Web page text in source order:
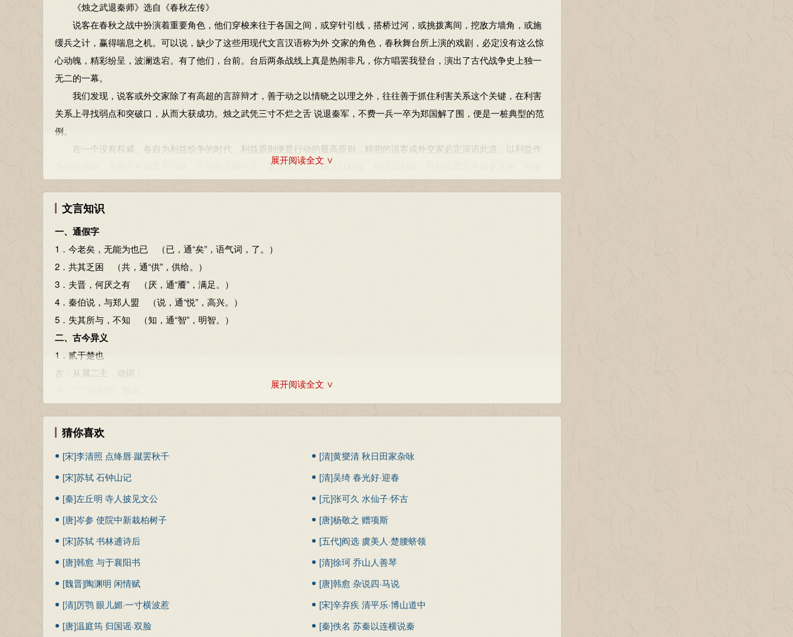
既：已经。
敢以烦执事：冒昧地拿（亡郑这件事）麻烦您手下的人。这是客气的说法。敢，冒昧的。执事，执行事务的人，对对方的敬
称。
越国以鄙（bǐ）远：（然而）越过别国而把远地（郑国）当做边邑。越，越过。鄙，边邑。
焉用亡郑以陪邻：为什么要灭掉郑国而给邻国增加土地呢？焉：何。用：介词，表原因。陪：增加。邻：邻国，指晋国。
邻之厚，君之薄也：邻国的势力雄厚了，您秦国的势力也就相对削弱了。之：主谓之间取消句子独立性。厚，雄厚。
若舍郑以为东道主：如果您放弃围攻郑国而把它作为东方道路上（招待过客）的主人。舍：放弃（围郑）。
行李：古今异义，出使的人。
共（gōng）其乏困：供给他们缺乏的东西。共，通“供”，供给。其：代指使者。
许君焦、瑕：（晋惠公）许诺给您焦、瑕两城。
朝济而夕设版焉：指晋惠公早上渡过黄河回国，晚上就修筑防御工事。济，渡河。设版，修筑防御工事。版，筑土墙用的夹
板。朝，在早晨。
厌：通“餍”，满足。
东封郑：在东边让郑国成为晋国的边境。封，疆界。这里作用动词。
肆其西封：扩展它西边的疆界。指晋国灭郑以后，必将图谋秦国。肆，延伸，扩张。封：疆界。
阙（quē）：侵损，削减。盟：结盟。戍：守卫。还：撤军回国。[注：在古汉语词典中明确标注为“缺”音，仁者见仁智者见智。
说：“说”同“悦”，喜欢，高兴。
微夫人之力不及此：假如没有那个人的力量，我是不会到这个地步的。微：没有。夫人：远指代词，那人，指秦穆公。
因人之力而敝之，不仁：依靠别人的力量，又返回来损害他，这是不仁道的。因：依靠。敝，损害。
失其所与，不知：失掉自己的同盟者，这是不明智的。与，结交，亲附。知：通“智”。
以乱易整，不武：用混乱相攻取代联合一致，是不符合武德的。易，代替。武，指使用武力是所应遵守的道义准则。不武，不
符合武德。整，指一致的步调。
吾其还也：我们还是回去吧。其，表商量或希望的语气，还是。
去之：离开郑国。之，指代郑国。
参考资料：
1、卢银中主编．高中文言文全解全析（必修1-5）．长沙：湖南少年儿童出版社，2012年10月：4-8
晤——晋是大敌。烛之武用语不多，对秦穆公动之以情，晓之以理。
这是一篇记述行人辞令的散文。郑国被晋、秦两个大国的军队所包围，国家危在旦夕，烛之武奉郑君之命，去说退秦军。
他善于利用矛盾，采取分化瓦解的办法，一番说辞，便说服了秦君，撤出围郑的军队，并且派兵帮助郑国防守，最后晋军也不
得已而撤退，从而解除了郑国的危机。
这篇文章，赞扬了烛之武在国家危难之际，能够临危受命，不避险阻，只身去说服秦君，维护了国家安全的爱国主义精
神。同时也反映了春秋时代各诸侯国之间斗争的复杂性。
段解
文章开篇就造成一种紧张的气氛：秦晋两大国联合起来围攻郑国，战争如箭在弦上，一触即发，为下文烛之武临危受命埋
下伏笔。
武的深明大义。
本段是全文的主体，也是说退秦师的关键。分四个层次：一是烛之武站在秦国的立场上说话，引起对方好感；二是说明亡
郑只对晋国有利，对秦国有害无益；三是陈述保存郑国，对秦国有好处；四是从秦、晋两国的历史关系，说明晋国过河拆桥、
忘恩负义，并分析晋国贪得无厌，从而使秦穆公意识到晋强会危秦，于是与郑国订立了盟约，乃至帮助郑国。
本段记晋师撤离郑国，同时体现一代霸主晋文公的政治远见。
文章特点
有以下几个方面：
一、组织严密，前后照应。秦、晋围郑的主要原因，是晋国为了扩大自己霸主的威势，征服异己，再加上晋文公与郑有个
人恩怨。这一事件的发生，与秦毫无关系。文章开头两句话“以其无礼于晋，且贰于楚也”，暗示了这一事件的背景，这就为全文
的发展作了铺垫。秦、晋虽是联合行动，但他们之间并不是无隙可乘，这就容易使人理解：烛之武所以能够说服秦君并不是偶
然的。全文正是按照开头的预示而展开的。烛之武说退了秦师，孤立了晋国，晋师最后也不得不撤退，正是这一暗示的结果。
文章虽然篇幅短小，但有头有尾，结构严密，事件交待得很清楚，矛盾展示得很充分，收尾也十分圆满。
二、起伏跌宕，生动活泼。《烛之武退秦师》虽然是一篇说理性的文章，但它写得波澜起伏，毫不呆板。当郑国处于危急
之际，佚之狐推荐烛之武去说秦君，没想到引起了烛之武的一番牢骚，使事情发生了波折。郑文公的引咎自责，也增添了情节
的戏剧性。烛之武在说秦君的时候，一开头就指出亡郑于秦无益；但接着又退一步说：“若舍郑以为东道主，行李之往来，共其
乏困，君亦无所害。”以此作为缓冲；紧接下去就紧逼一步说明亡郑对秦不仅无益，而且有害。当秦国单独退兵之后，子犯发怒
要攻打秦军，秦、晋关系一下子转而紧张起来。最后晋文公讲了一番道理，晋军偃旗息鼓，一场风波，终于平息。这样一张一
人入胜。从这点来说，它不愧是一篇非常漂亮的外交辞令。秦、晋围郑，完全与秦无关，秦国所以出兵，一是与晋国有同盟关
系，二是秦穆公想借此捞一把，以扩张自己的势力。当他知道亡郑只能对晋有利，而对秦不仅毫无好处反而有害的时候，他就
会一改过去的所为，反过来帮助郑国。烛之武看准了这一点，紧紧抓住了秦穆公的这一心理，晓之以利害，这就使秦君不能不
听从他的说辞。烛之武斗争策略的巧妙还表现在，他奉命去说秦君，完全是为了郑国的利益，而他在说辞里表现的是处处为秦
委婉曲折，面面俱到，从亡郑于秦无益，说到秦、晋历史关系，说到晋国灭郑之后必然进犯秦国，步步深入，层层逼紧，句句
《烛之武退秦师》选自《春秋左传》
说客在春秋之战中扮演着重要角色，他们穿梭来往于各国之间，或穿针引线，搭桥过河，或挑拨离间，挖敌方墙角，或施
缓兵之计，赢得喘息之机。可以说，缺少了这些用现代文言汉语称为外 交家的角色，春秋舞台所上演的戏剧，必定没有这么惊
心动魄，精彩纷呈，波澜迭宕。有了他们，台前。台后两条战线上真是热闹非凡，你方唱罢我登台，演出了古代战争史上独一
无二的一幕。
我们发现，说客或外交家除了有高超的言辞辩才，善于动之以情晓之以理之外，往往善于抓住利害关系这个关键，在利害
关系上寻找弱点和突破口，从而大获成功。烛之武凭三寸不烂之舌 说退秦军，不费一兵一卒为郑国解了围，便是一桩典型的范
例。
在一个没有权威、各自为利益纷争的时代，利益原则便是行动的最高原则，精明的说客或外交家必定深谙此道。以利益作
为交往原则，关系不可能牢不可破，不可能无懈可击。甚至可以说，晓之以利益，动之以利益，往往比其它手段更见效。即使
更值得赞赏，可是这世上有几个讲仁义的人呢？
联系，就无所谓利益；交往也意味着交换，付出多少，便得到多少，不付出就无所获。只想获得而不愿付出，就破坏了交换，
也没有了平等，也就很难再获取利益。
交换，实质上也是让对方有利可图。烛之武去游说秦穆公，如果秦穆公觉得无利可图，会甘愿罢休吗？所谓挑拨离间，多
半也要利用人们觉得有利可图的心理。离开这一点，挑拨挑间是难以成功的。搞阴谋诡计的人也常常利用这一点。“将欲取之，
必先予 之”，这也是说用给予好处引人上钩，然后再将其吃掉。
中国传统的谋略，可以说把利益原则发挥到了极致。除了上面说的之外，还有所谓借刀杀人、过河拆桥、上屋拔梯、赏一
安百、欲擒故纵、美人诱惑、坐收渔利、奇货可居、害一利百等等，都是从不同角度利用或发挥利益原则。可以毫不夸张他
说，处世为人的方方面面都与利益原则有千丝万缕的。
本节内容由匿名网友上传，原作者已无法考证。以上内容仅供学习参考，其观点不代表本站立场。
展开阅读全文 ∨
文言知识
一、通假字
1．今老矣，无能为也已 （已，通“矣”，语气词，了。）
2．共其乏困 （共，通“供”，供给。）
3．夫晋，何厌之有 （厌，通“餍”，满足。）
4．秦伯说，与郑人盟 （说，通“悦”，高兴。）
5．失其所与，不知 （知，通“智”，明智。）
二、古今异义
1．贰于楚也
古：从属二主，动词；
古：东方道路上的主人；
3．行李之往来，共其乏困
古：使者，出使的人；
今：指外出之人随身携带的物品。
4．微夫人之力不及此
今：尊称一般人的妻子。
三、词类活用（例句）
（一）名词活用
1.名词作状语
①夜缒而出 （夜：表时间，在晚上）
展开阅读全文 ∨
猜你喜欢
[宋]李清照 点绛唇·蹴罢秋千
[清]黄燮清 秋日田家杂咏
[宋]苏轼 石钟山记
[清]吴绮 春光好·迎春
[秦]左丘明 寺人披见文公
[元]张可久 水仙子·怀古
[唐]岑参 使院中新栽柏树子
呈李十五栖筠
[唐]杨敬之 赠项斯
[宋]苏轼 书林逋诗后
[五代]阎选 虞美人·楚腰蛴领
团香玉
[唐]韩愈 与于襄阳书
[清]徐珂 乔山人善琴
[魏晋]陶渊明 闲情赋
[唐]韩愈 杂说四·马说
[清]厉鹗 眼儿媚·一寸横波惹
春留
[宋]辛弃疾 清平乐·博山道中
即事
[唐]温庭筠 归国谣·双脸 [秦]佚名 苏秦以连横说秦